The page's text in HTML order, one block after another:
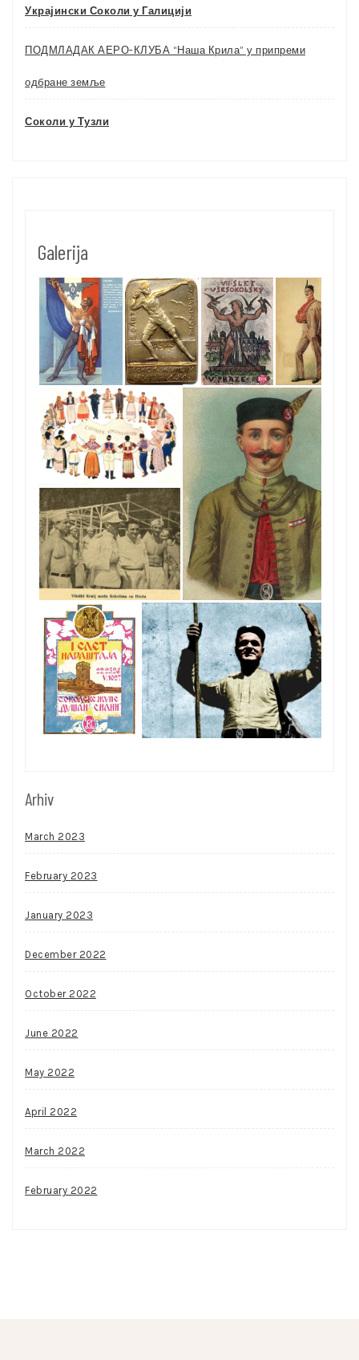
Украјински Соколи у Галицији
ПОДМЛАДАК АЕРО-КЛУБА “Наша Крила” у припреми
одбране земље
Соколи у Тузли
Galerija
Arhiv
March 2023
February 2023
January 2023
December 2022
October 2022
June 2022
May 2022
April 2022
March 2022
February 2022